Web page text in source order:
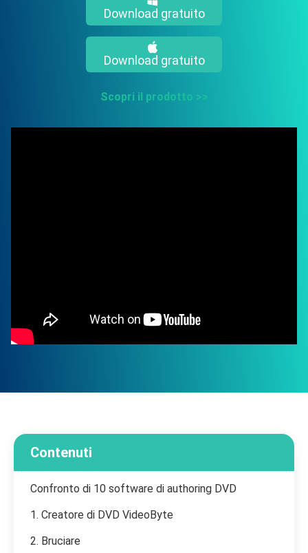
Download gratuito
Download gratuito
Scopri il prodotto >>
Contenuti
Confronto di 10 software di authoring DVD
1. Creatore di DVD VideoByte
2. Bruciare